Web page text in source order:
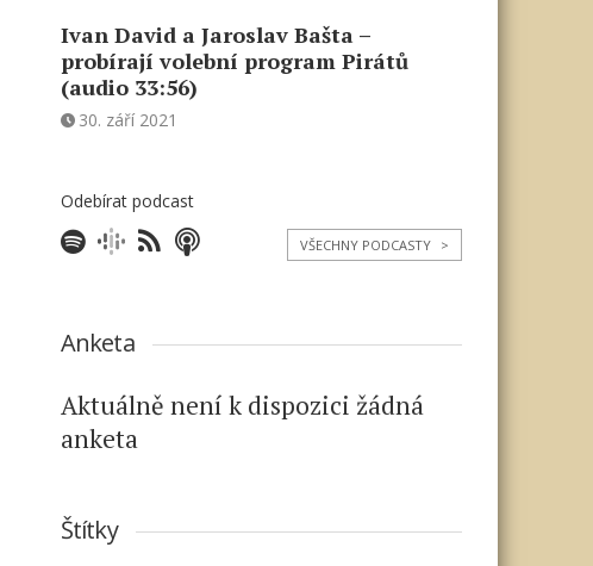
Ivan David a Jaroslav Bašta –
probírají volební program Pirátů
(audio 33:56)
30. září 2021
Odebírat podcast
VŠECHNY PODCASTY >
Anketa
Aktuálně není k dispozici žádná
anketa
Štítky